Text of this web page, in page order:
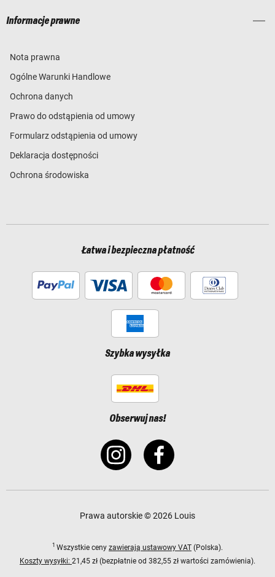
Informacje prawne
Nota prawna
Ogólne Warunki Handlowe
Ochrona danych
Prawo do odstąpienia od umowy
Formularz odstąpienia od umowy
Deklaracja dostępności
Ochrona środowiska
Łatwa i bezpieczna płatność
Szybka wysyłka
Obserwuj nas!
Prawa autorskie © 2026 Louis
1 Wszystkie ceny zawierają ustawowy VAT (Polska).
Koszty wysyłki: 21,45 zł (bezpłatnie od 382,55 zł wartości zamówienia).